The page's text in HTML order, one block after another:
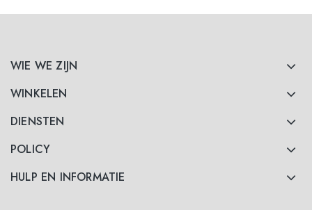
WIE WE ZIJN
WINKELEN
DIENSTEN
POLICY
HULP EN INFORMATIE